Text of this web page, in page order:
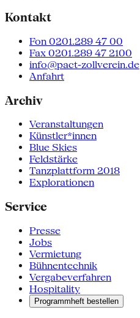
Kontakt
Fon 0201.289 47 00
Fax 0201.289 47 2100
info@pact-zollverein.de
Anfahrt
Archiv
Veranstaltungen
Künstler*innen
Blue Skies
Feldstärke
Tanzplattform 2018
Explorationen
Service
Presse
Jobs
Vermietung
Bühnentechnik
Vergabeverfahren
Hospitality
Programmheft bestellen